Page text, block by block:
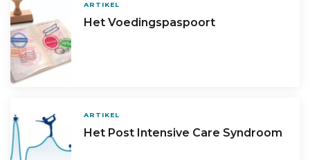
ARTIKEL
Het Voedingspaspoort
ARTIKEL
Het Post Intensive Care Syndroom